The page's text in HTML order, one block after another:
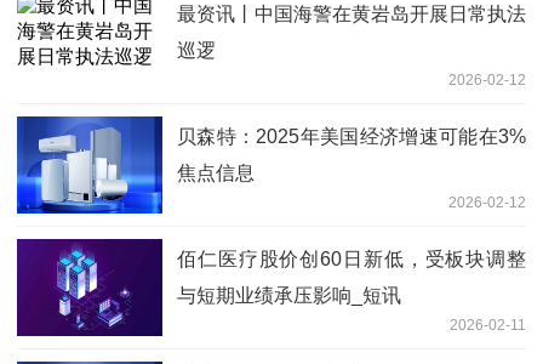
最资讯丨中国海警在黄岩岛开展日常执法
巡逻
2026-02-12
贝森特：2025年美国经济增速可能在3%
焦点信息
2026-02-12
佰仁医疗股价创60日新低，受板块调整
与短期业绩承压影响_短讯
2026-02-11